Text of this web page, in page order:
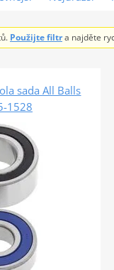
Použijte filtra najděte
sada All Balls
1528